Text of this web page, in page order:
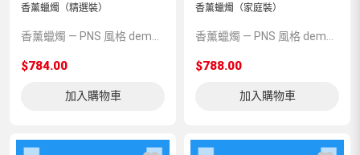
香薰蠟燭（精選裝）
$784.00
加入購物車
香薰蠟燭（家庭裝）
$788.00
加入購物車